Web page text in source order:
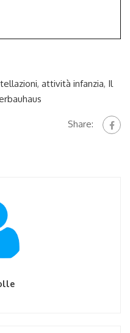
, attività infanzia, Il
Share: